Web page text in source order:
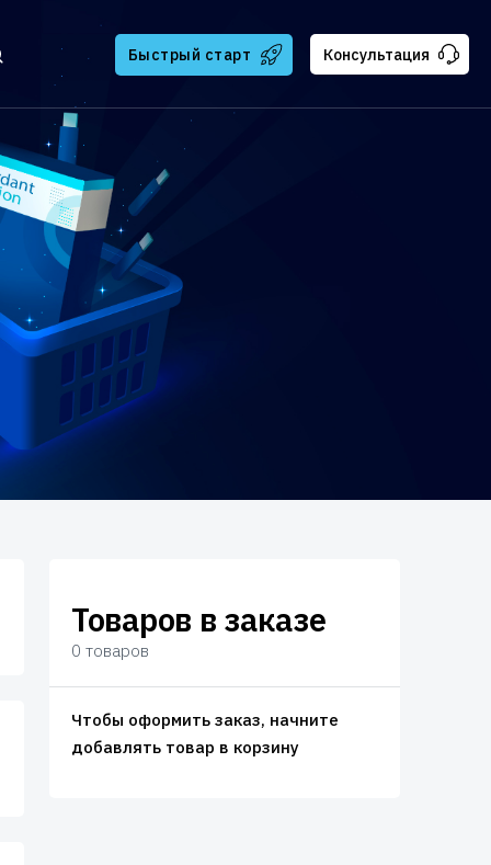
поддержка
Быстрый старт Консультация
Товаров в заказе
0 товаров
Чтобы оформить заказ, начните
добавлять товар в корзину